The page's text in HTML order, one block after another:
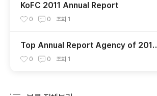
KoFC 2011 Annual Report
0 0 조회 1
Top Annual Report Agency of 2012
by LACP
0 0 조회 1